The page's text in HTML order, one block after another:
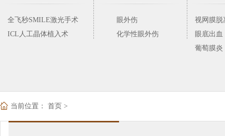
全飞秒SMILE激光手术
ICL人工晶体植入术
眼外伤
化学性眼外伤
视网膜脱
眼底出血
葡萄膜炎
当前位置： 首页 >